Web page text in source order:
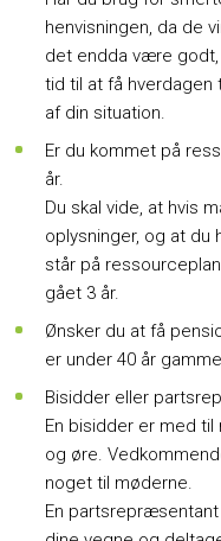
henvisningen, da de
det endda være godt,
tid til at få
af din situation.
Er du kommet på
år.
Du skal vide, at hvis
oplysninger, og at du
står på
gået 3 år.
Ønsker du at få
er under 40 år
Bisidder eller
En bisidder er med
og øre.
noget til møderne.
En